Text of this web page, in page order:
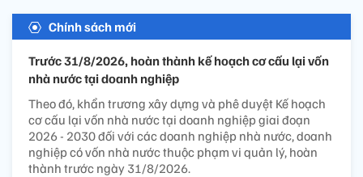
Chính sách mới
Trước 31/8/2026, hoàn thành kế hoạch cơ cấu lại vốn
nhà nước tại doanh nghiệp
Theo đó, khẩn trương xây dựng và phê duyệt Kế hoạch
cơ cấu lại vốn nhà nước tại doanh nghiệp giai đoạn
2026 - 2030 đối với các doanh nghiệp nhà nước, doanh
nghiệp có vốn nhà nước thuộc phạm vi quản lý, hoàn
thành trước ngày 31/8/2026.